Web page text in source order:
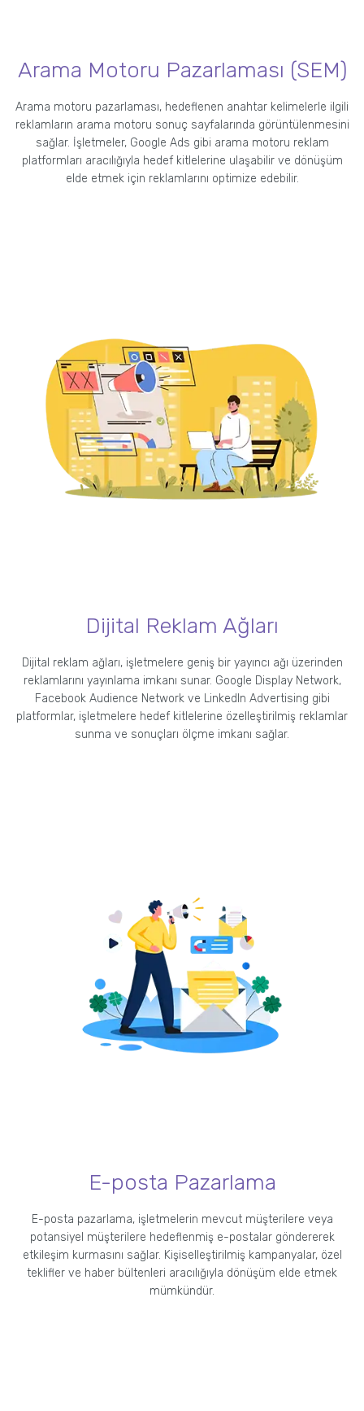
Arama Motoru Pazarlaması (SEM)
Arama motoru pazarlaması, hedeflenen anahtar kelimelerle ilgili
reklamların arama motoru sonuç sayfalarında görüntülenmesini
sağlar. İşletmeler, Google Ads gibi arama motoru reklam
platformları aracılığıyla hedef kitlelerine ulaşabilir ve dönüşüm
elde etmek için reklamlarını optimize edebilir.
Dijital Reklam Ağları
Dijital reklam ağları, işletmelere geniş bir yayıncı ağı üzerinden
reklamlarını yayınlama imkanı sunar. Google Display Network,
Facebook Audience Network ve LinkedIn Advertising gibi
platformlar, işletmelere hedef kitlelerine özelleştirilmiş reklamlar
sunma ve sonuçları ölçme imkanı sağlar.
E-posta Pazarlama
E-posta pazarlama, işletmelerin mevcut müşterilere veya
potansiyel müşterilere hedeflenmiş e-postalar göndererek
etkileşim kurmasını sağlar. Kişiselleştirilmiş kampanyalar, özel
teklifler ve haber bültenleri aracılığıyla dönüşüm elde etmek
mümkündür.